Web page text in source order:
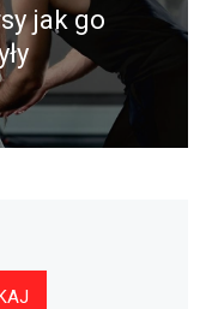
jak go